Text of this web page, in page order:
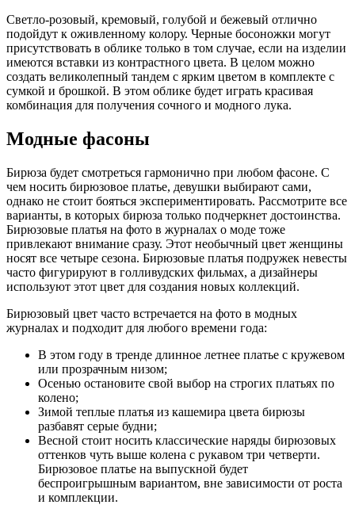
Светло-розовый, кремовый, голубой и бежевый отлично
подойдут к оживленному колору. Черные босоножки могут
присутствовать в облике только в том случае, если на изделии
имеются вставки из контрастного цвета. В целом можно
создать великолепный тандем с ярким цветом в комплекте с
сумкой и брошкой. В этом облике будет играть красивая
комбинация для получения сочного и модного лука.
Модные фасоны
Бирюза будет смотреться гармонично при любом фасоне. С
чем носить бирюзовое платье, девушки выбирают сами,
однако не стоит бояться экспериментировать. Рассмотрите все
варианты, в которых бирюза только подчеркнет достоинства.
Бирюзовые платья на фото в журналах о моде тоже
привлекают внимание сразу. Этот необычный цвет женщины
носят все четыре сезона. Бирюзовые платья подружек невесты
часто фигурируют в голливудских фильмах, а дизайнеры
используют этот цвет для создания новых коллекций.
Бирюзовый цвет часто встречается на фото в модных
журналах и подходит для любого времени года:
В этом году в тренде длинное летнее платье с кружевом
или прозрачным низом;
Осенью остановите свой выбор на строгих платьях по
колено;
Зимой теплые платья из кашемира цвета бирюзы
разбавят серые будни;
Весной стоит носить классические наряды бирюзовых
оттенков чуть выше колена с рукавом три четверти.
Бирюзовое платье на выпускной будет
беспроигрышным вариантом, вне зависимости от роста
и комплекции.